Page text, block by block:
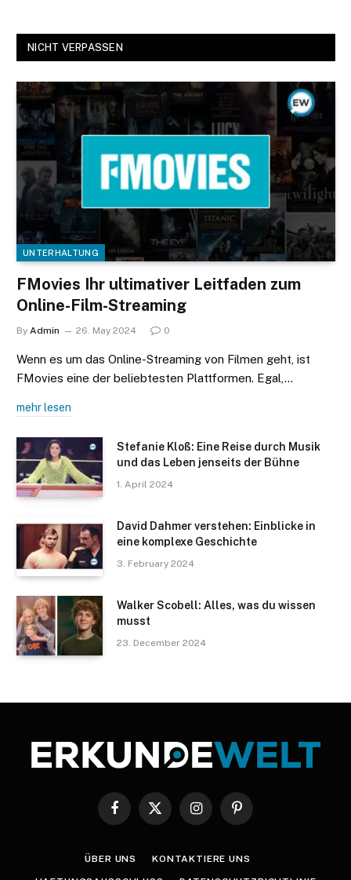
NICHT VERPASSEN
UNTERHALTUNG
FMovies Ihr ultimativer Leitfaden zum
Online-Film-Streaming
By Admin 26. May 2024 0
Wenn es um das Online-Streaming von Filmen geht, ist
FMovies eine der beliebtesten Plattformen. Egal,…
mehr lesen
Stefanie Kloß: Eine Reise durch Musik
und das Leben jenseits der Bühne
1. April 2024
David Dahmer verstehen: Einblicke in
eine komplexe Geschichte
3. February 2024
Walker Scobell: Alles, was du wissen
musst
23. December 2024
Facebook
X
InstagramPinterest
ÜBER UNS KONTAKTIERE UNS